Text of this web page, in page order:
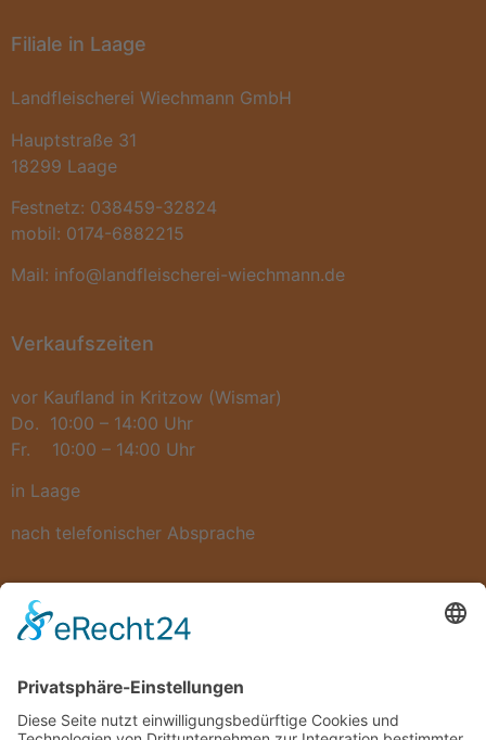
Filiale in Laage
Landfleischerei Wiechmann GmbH
Hauptstraße 31
18299 Laage
Festnetz: 038459-32824
mobil: 0174-6882215
Mail: info@landfleischerei-wiechmann.de
Verkaufszeiten
vor Kaufland in Kritzow (Wismar)
Do. 10:00 – 14:00 Uhr
Fr. 10:00 – 14:00 Uhr
in Laage
nach telefonischer Absprache
Neues
Veranstaltung von Hanse Gas GmbH am 09.02.2026
Spezialitäten